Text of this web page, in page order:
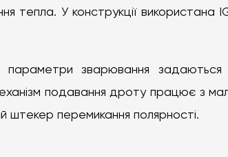
тепла. У конструкції використана
параметри зварювання
подавання дроту працює з
штекер перемикання полярності.